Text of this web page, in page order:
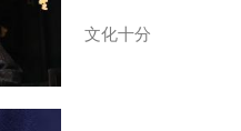
文化十分